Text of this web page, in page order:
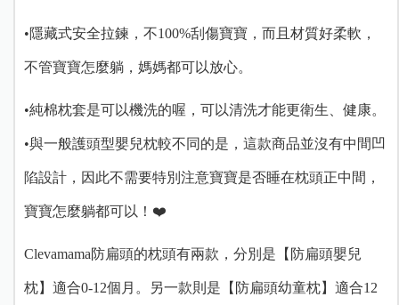
•隱藏式安全拉鍊，不100%刮傷寶寶，而且材質好柔軟，
不管寶寶怎麼躺，媽媽都可以放心。
•純棉枕套是可以機洗的喔，可以清洗才能更衛生、健康。
•與一般護頭型嬰兒枕較不同的是，這款商品並沒有中間凹
陷設計，因此不需要特別注意寶寶是否睡在枕頭正中間，
寶寶怎麼躺都可以！❤️
Clevamama防扁頭的枕頭有兩款，分別是【防扁頭嬰兒
枕】適合0-12個月。另一款則是【防扁頭幼童枕】適合12